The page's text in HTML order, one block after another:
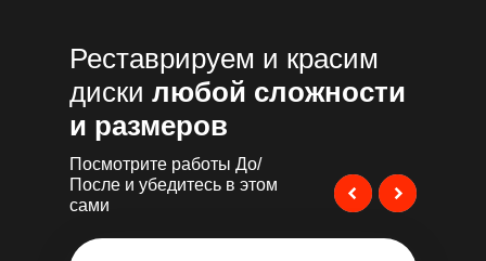
Реставрируем и красим
диски любой сложности
и размеров
Посмотрите работы До/
После и убедитесь в этом
сами